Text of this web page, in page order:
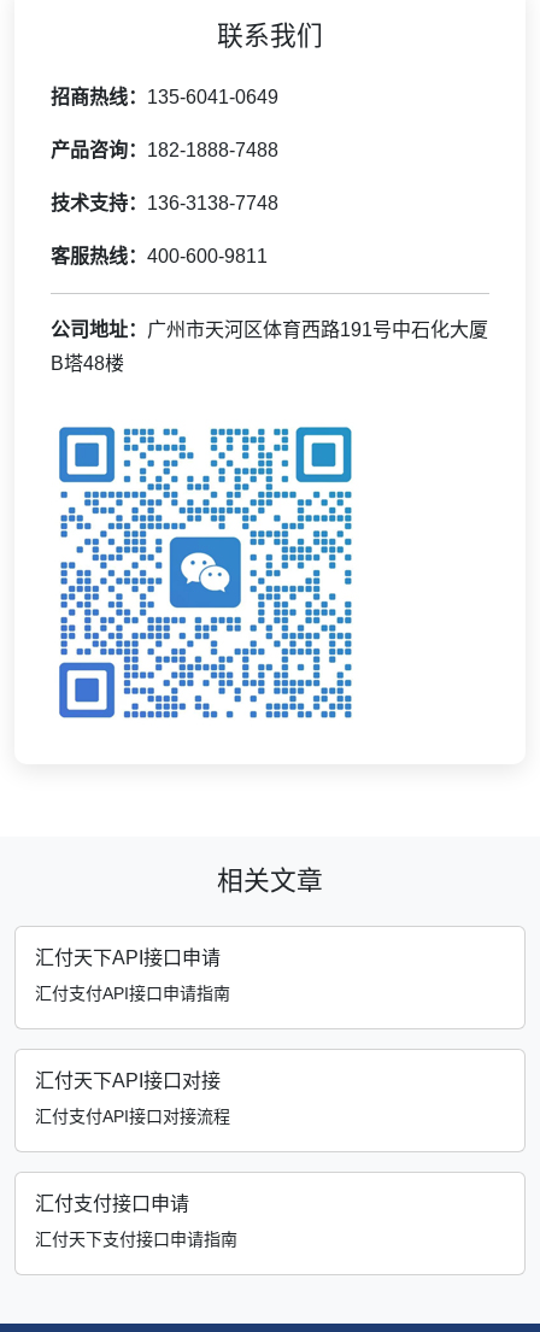
联系我们
招商热线： 135-6041-0649
产品咨询： 182-1888-7488
技术支持： 136-3138-7748
客服热线： 400-600-9811
公司地址： 广州市天河区体育西路191号中石化大厦
B塔48楼
相关文章
汇付天下API接口申请
汇付支付API接口申请指南
汇付天下API接口对接
汇付支付API接口对接流程
汇付支付接口申请
汇付天下支付接口申请指南